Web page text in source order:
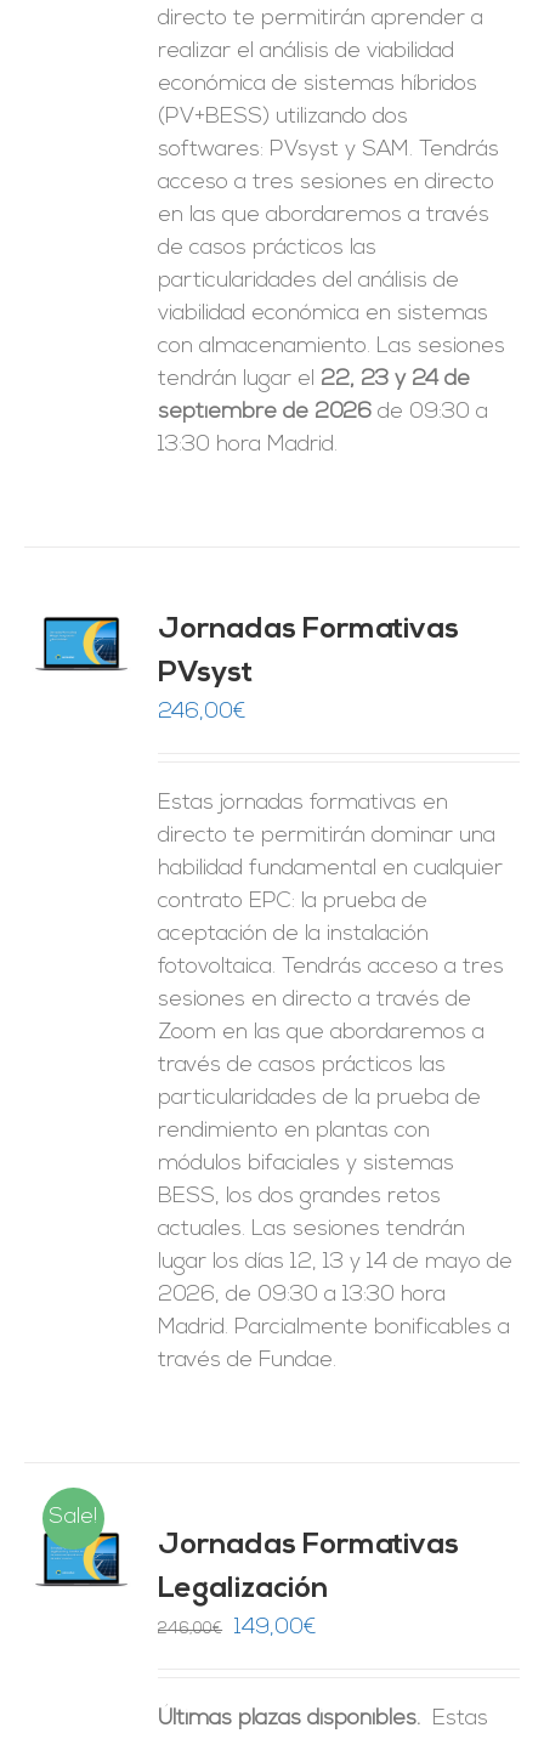
directo te permitirán aprender a
realizar el análisis de viabilidad
económica de sistemas híbridos
(PV+BESS) utilizando dos
softwares: PVsyst y SAM. Tendrás
acceso a tres sesiones en directo
en las que abordaremos a través
de casos prácticos las
particularidades del análisis de
viabilidad económica en sistemas
con almacenamiento. Las sesiones
tendrán lugar el 22, 23 y 24 de
septiembre de 2026 de 09:30 a
13:30 hora Madrid.
Jornadas Formativas
PVsyst
246,00€
Estas jornadas formativas en
directo te permitirán dominar una
habilidad fundamental en cualquier
contrato EPC: la prueba de
aceptación de la instalación
fotovoltaica. Tendrás acceso a tres
sesiones en directo a través de
Zoom en las que abordaremos a
través de casos prácticos las
particularidades de la prueba de
rendimiento en plantas con
módulos bifaciales y sistemas
BESS, los dos grandes retos
actuales. Las sesiones tendrán
lugar los días 12, 13 y 14 de mayo de
2026, de 09:30 a 13:30 hora
Madrid. Parcialmente bonificables a
través de Fundae.
Sale!
Jornadas Formativas
Legalización
246,00€
El
era:
149,00€
es:
Últimas plazas disponibles. Estas